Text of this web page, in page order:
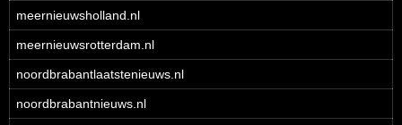
meernieuwsholland.nl
meernieuwsrotterdam.nl
noordbrabantlaatstenieuws.nl
noordbrabantnieuws.nl